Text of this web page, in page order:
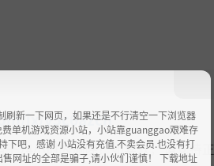
jx/y5c6azch
24小时内删除！如喜欢，请支持正
刷新一下网页，如果还是不行清空一下浏览器
单机游戏资源小站，小站靠guanggao艰难存
吧，感谢 小站没有充值.不卖会员.也没有打
网址的全部是骗子,请小伙们谨慎！ 下载地址